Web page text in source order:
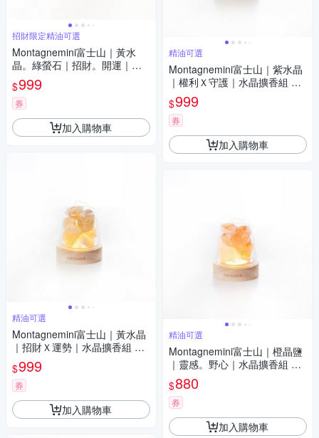
招財限定精油可選
Montagnemini富士山｜黃水
晶。綠螢石｜招財。開運｜水
晶擴香組 招財限定 精油可選
$999
券
加入購物車
精油可選
Montagnemini富士山｜黃水晶
｜招財Ｘ運勢｜水晶擴香組 精
油可選
$999
券
加入購物車
精油可選
Montagnemini富士山｜紫水晶
｜權利Ｘ守護｜水晶擴香組 精
油可選
$999
券
加入購物車
精油可選
Montagnemini富士山｜橙晶鹽
｜靈感。野心｜水晶擴香組 精
油可選
$880
券
加入購物車